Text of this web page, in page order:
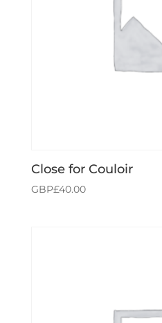
Close for Couloir
GBP£40.00